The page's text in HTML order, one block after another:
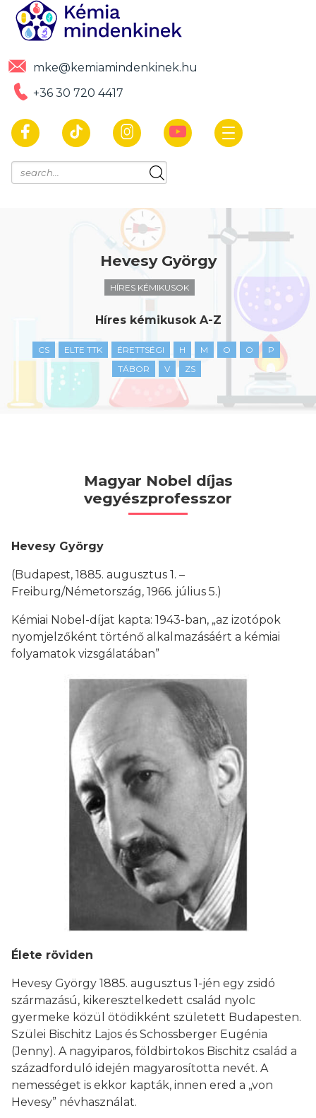
mke@kemiamindenkinek.hu
+36 30 720 4417
Hevesy György
HÍRES KÉMIKUSOK
Híres kémikusok A-Z
CS ELTE TTK ÉRETTSÉGI H M O Ö
P
TÁBOR
V ZS
Magyar Nobel díjas
vegyészprofesszor
Hevesy György
(Budapest, 1885. augusztus 1. –
Freiburg/Németország, 1966. július 5.)
Kémiai Nobel-díjat kapta: 1943-ban, „az izotópok
nyomjelzőként történő alkalmazásáért a kémiai
folyamatok vizsgálatában”
Élete röviden
Hevesy György 1885. augusztus 1-jén egy zsidó
származású, kikeresztelkedett család nyolc
gyermeke közül ötödikként született Budapesten.
Szülei Bischitz Lajos és Schossberger Eugénia
(Jenny). A nagyiparos, földbirtokos Bischitz család a
századforduló idején magyarosította nevét. A
nemességet is ekkor kapták, innen ered a „von
Hevesy” névhasználat.